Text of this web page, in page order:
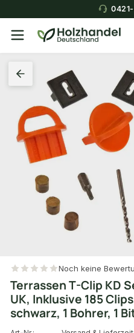
Noch keine
Terrassen T-Clip KD
UK, Inklusive 185
schwarz, 1 Bohrer, 1